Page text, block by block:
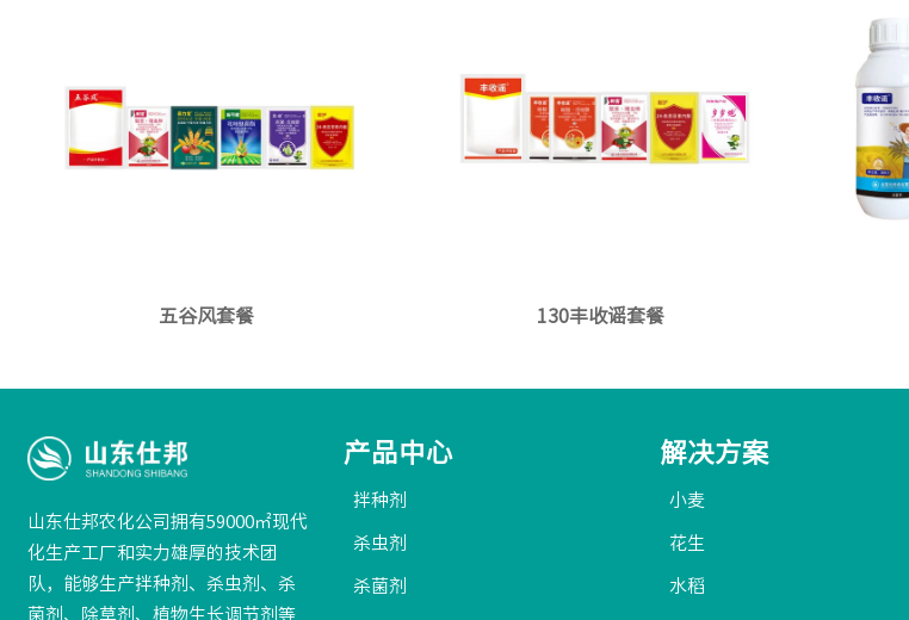
五谷风套餐 130丰收谣套餐
山东仕邦农化公司拥有59000㎡现代
化生产工厂和实力雄厚的技术团
队，能够生产拌种剂、杀虫剂、杀
菌剂、除草剂、植物生长调节剂等
产品中心
拌种剂
杀虫剂
杀菌剂
解决方案
小麦
花生
水稻